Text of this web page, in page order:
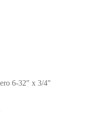
6-32″ x 3/4″